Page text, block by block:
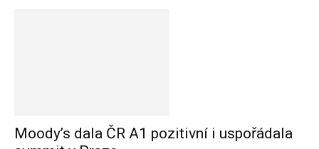
Moody’s dala ČR A1 pozitivní i uspořádala